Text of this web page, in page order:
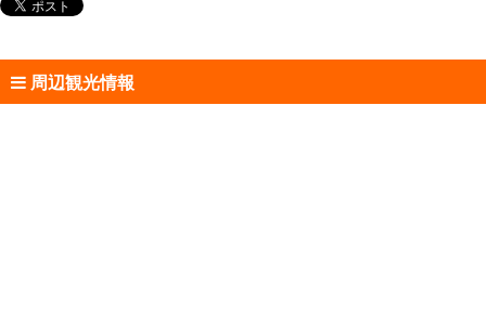
周辺観光情報